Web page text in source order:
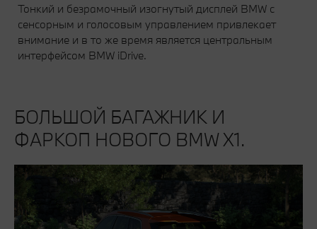
Тонкий и безрамочный изогнутый дисплей BMW с
сенсорным и голосовым управлением привлекает
внимание и в то же время является центральным
интерфейсом BMW iDrive.
БОЛЬШОЙ БАГАЖНИК И
ФАРКОП НОВОГО BMW X1.